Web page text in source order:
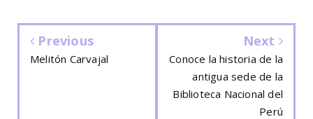
Previous
Melitón Carvajal
Next
Conoce la historia de la
antigua sede de la
Biblioteca Nacional del
Perú